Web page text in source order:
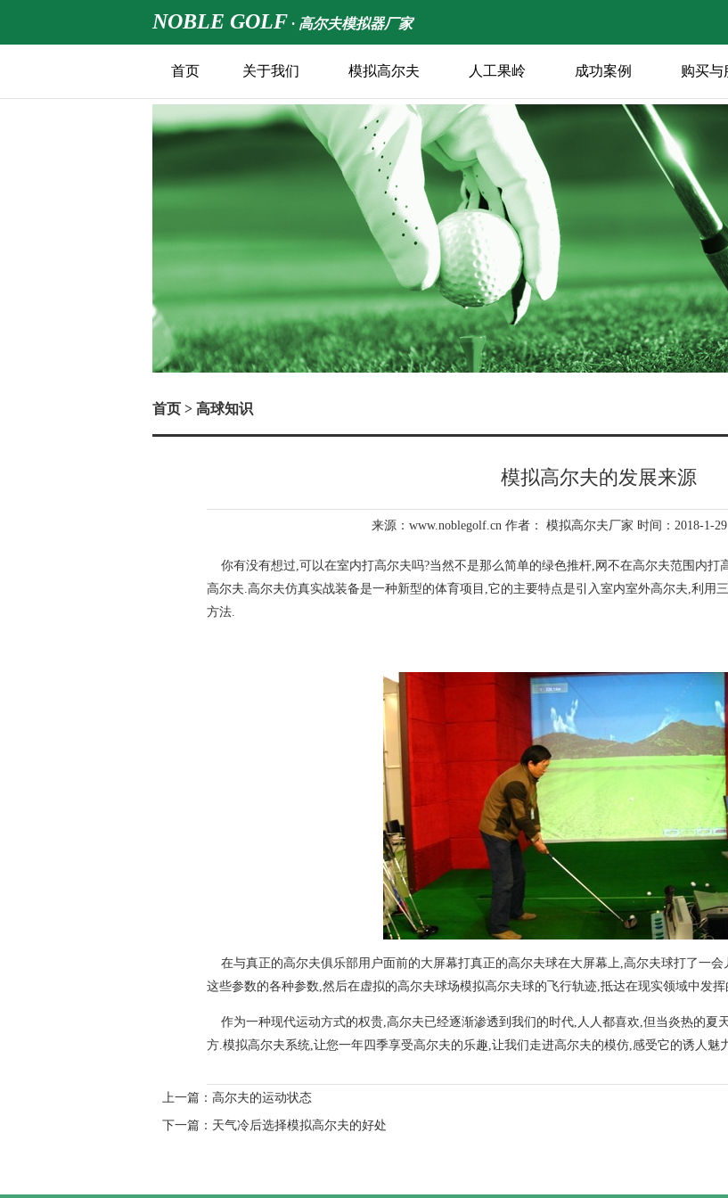
NOBLE GOLF · 高尔夫模拟器厂家
首页 关于我们 模拟高尔夫 人工果岭 成功案例 购买与
首页 > 高球知识
模拟高尔夫的发展来源
来源：www.noblegolf.cn 作者： 模拟高尔夫厂家 时间：2018-1-
你有没有想过,可以在室内打高尔夫吗?当然不是那么简单的绿色推杆,网不在高尔夫范围内打
高尔夫.高尔夫仿真实战装备是一种新型的体育项目,它的主要特点是引入室内室外高尔夫,利用
方法.
在与真正的高尔夫俱乐部用户面前的大屏幕打真正的高尔夫球在大屏幕上,高尔夫球打了一
这些参数的各种参数,然后在虚拟的高尔夫球场模拟高尔夫球的飞行轨迹,抵达在现实领域中发挥
作为一种现代运动方式的权贵,高尔夫已经逐渐渗透到我们的时代,人人都喜欢,但当炎热的夏
方.模拟高尔夫系统,让您一年四季享受高尔夫的乐趣,让我们走进高尔夫的模仿,感受它的诱人魅
上一篇： 高尔夫的运动状态
下一篇： 天气冷后选择模拟高尔夫的好处